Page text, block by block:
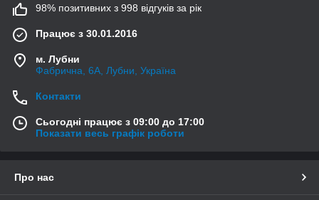
98% позитивних з 998 відгуків за рік
Працює з 30.01.2016
м. Лубни
Фабрична, 6А, Лубни, Україна
Контакти
Сьогодні працює з 09:00 до 17:00
Показати весь графік роботи
Про нас